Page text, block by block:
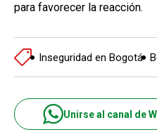
para favorecer la reacción.
Inseguridad en Bogotá
Unirse al canal de